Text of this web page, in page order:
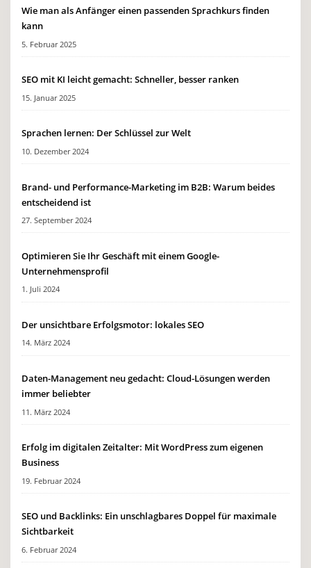
Wie man als Anfänger einen passenden Sprachkurs finden
kann
5. Februar 2025
SEO mit KI leicht gemacht: Schneller, besser ranken
15. Januar 2025
Sprachen lernen: Der Schlüssel zur Welt
10. Dezember 2024
Brand- und Performance-Marketing im B2B: Warum beides
entscheidend ist
27. September 2024
Optimieren Sie Ihr Geschäft mit einem Google-
Unternehmensprofil
1. Juli 2024
Der unsichtbare Erfolgsmotor: lokales SEO
14. März 2024
Daten-Management neu gedacht: Cloud-Lösungen werden
immer beliebter
11. März 2024
Erfolg im digitalen Zeitalter: Mit WordPress zum eigenen
Business
19. Februar 2024
SEO und Backlinks: Ein unschlagbares Doppel für maximale
Sichtbarkeit
6. Februar 2024